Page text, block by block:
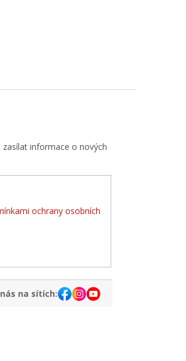
informace o nových
ochrany osobních
na sítích: